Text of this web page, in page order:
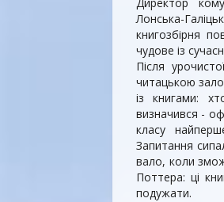
Лонська-
книгозбірня
чудове із
Після
читацькою
із книгами:
визначився -
класу
Запитання
вало, коли
Поттера: ці
подужати.